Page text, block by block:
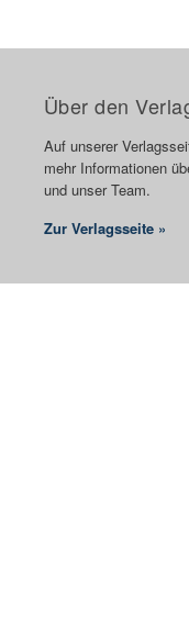
Über den
Auf unserer
mehr Informationen
und unser Team.
Zur Verlagsseite »